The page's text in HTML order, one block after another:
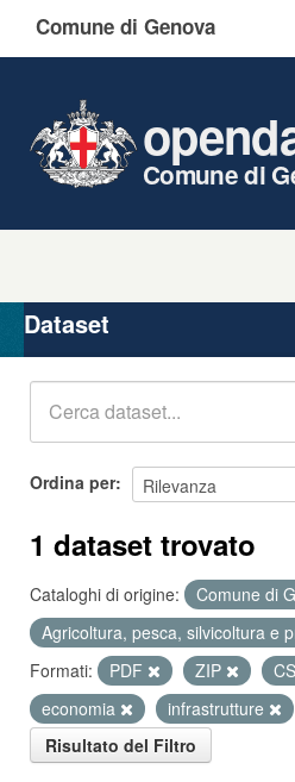
Comune di Genova
Comune di
Organizzazioni
Gruppi
Dataset
Ordina per
1 dataset trovato
Cataloghi di origine: Comune di
Agricoltura, pesca, silvicoltura e
Formati:
PDF ZIP
economia
infrastrutture
Risultato del Filtro